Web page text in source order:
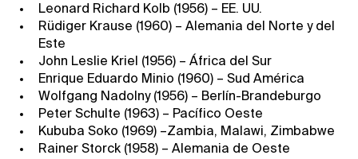
Leonard Richard Kolb (1956) – EE. UU.
Rüdiger Krause (1960) – Alemania del Norte y del
Este
John Leslie Kriel (1956) – África del Sur
Enrique Eduardo Minio (1960) – Sud América
Wolfgang Nadolny (1956) – Berlín-Brandeburgo
Peter Schulte (1963) – Pacífico Oeste
Kububa Soko (1969) –Zambia, Malawi, Zimbabwe
Rainer Storck (1958) – Alemania de Oeste